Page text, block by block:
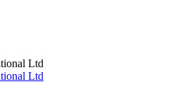
Ltd
Ltd